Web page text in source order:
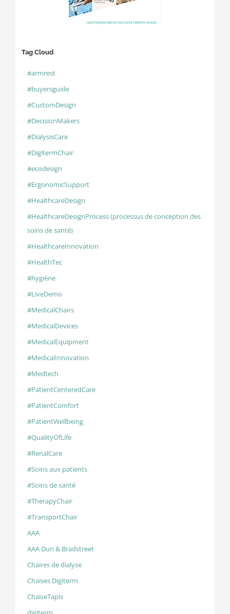
Tag Cloud
#armrest
#buyersguide
#CustomDesign
#DecisionMakers
#DialysisCare
#DigitermChair
#ecodesign
#ErgonomicSupport
#HealthcareDesign
#HealthcareDesignProcess (processus de conception des
soins de santé)
#HealthcareInnovation
#HealthTec
#hygiène
#LiveDemo
#MedicalChairs
#MedicalDevices
#MedicalEquipment
#MedicalInnovation
#Medtech
#PatientCenteredCare
#PatientComfort
#PatientWellbeing
#QualityOfLife
#RenalCare
#Soins aux patients
#Soins de santé
#TherapyChair
#TransportChair
AAA
AAA Dun & Bradstreet
Chaires de dialyse
Chaises Digiterm
ChaiseTapis